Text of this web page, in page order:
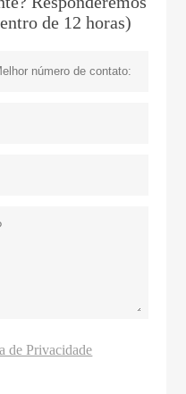
de 12 horas)
de Privacidade